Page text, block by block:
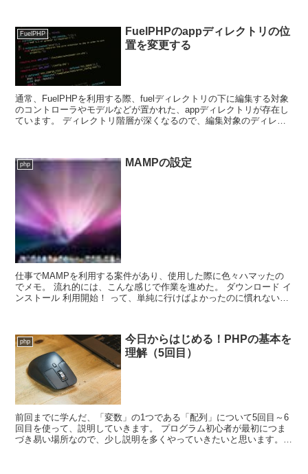
FuelPHP
FuelPHPのappディレクトリの位
置を変更する
通常、FuelPHPを利用する際、fuelディレクトリの下に編集する対象
のコントローラやモデルなどが置かれた、appディレクトリが存在し
ています。 ディレクトリ階層が深くなるので、編集対象のディレク
php MAMPの設定
仕事でMAMPを利用する案件があり、使用した際に色々ハマッたの
でメモ。 流れ的には、こんな感じで作業を進めた。 ダウンロード イ
ンストール 利用開始！ って、単純に行けばよかったのに慣れない
php
今日からはじめる！PHPの基本を
理解（5回目）
前回までに学んだ、「変数」の1つである「配列」について5回目～6
回目を使って、説明していきます。 プログラム初心者が最初につま
づき易い場所なので、少し説明を多くやっていきたいと思います。